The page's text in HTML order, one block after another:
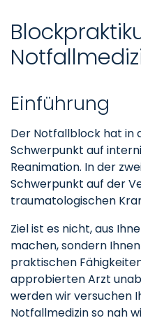
Einführung
Der Notfallblock hat in
Schwerpunkt auf
Reanimation. In der
Schwerpunkt auf der
traumatologischen
Ziel ist es nicht, aus
machen, sondern
praktischen
approbierten Arzt
werden wir versuchen
Notfallmedizin so nah